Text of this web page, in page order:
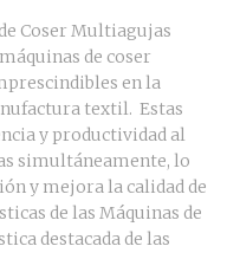
Coser Multiagujas
de coser
en la
textil. Estas
y productividad al
simultáneamente, lo
y mejora la calidad de
de las Máquinas de
destacada de las